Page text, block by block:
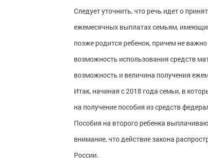
Следует уточнить, что речь идет о
ежемесячных выплатах семьям,
позже родится ребенок, причем не
возможность использования средств
возможность и величина получения
Итак, начиная с 2018 года семьи, в
на получение пособия из средств
Пособия на второго ребенка
внимание, что действие закона
России.